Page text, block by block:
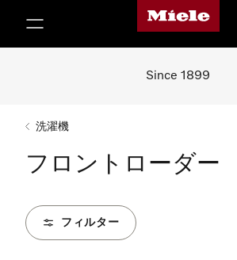
Mieleのホームページ
Since 1899
洗濯機
フロントローダー
フィルター